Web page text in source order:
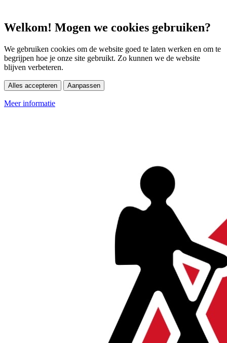
Welkom! Mogen we cookies gebruiken?
We gebruiken cookies om de website goed te laten werken en om te
begrijpen hoe je onze site gebruikt. Zo kunnen we de website
blijven verbeteren.
Alles accepteren Aanpassen
Meer informatie